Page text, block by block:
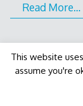
Read More…
This website
assume you're